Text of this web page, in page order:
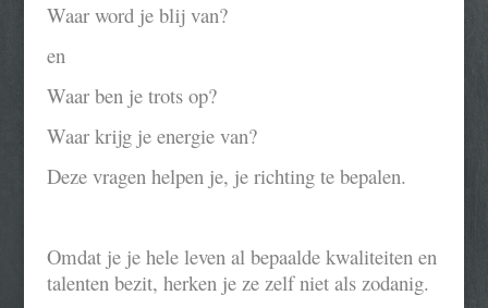
Waar word je blij van?
en
Waar ben je trots op?
Waar krijg je energie van?
Deze vragen helpen je, je richting te bepalen.
Omdat je je hele leven al bepaalde kwaliteiten en
talenten bezit, herken je ze zelf niet als zodanig.